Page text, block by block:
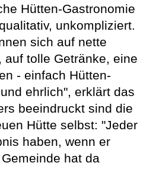
Hütten-Gastronomie
unkompliziert.
sich auf nette
auf tolle Getränke, eine
- einfach Hütten-
ehrlich", erklärt das
beeindruckt sind die
Hütte selbst: "Jeder
haben, wenn er
hat da